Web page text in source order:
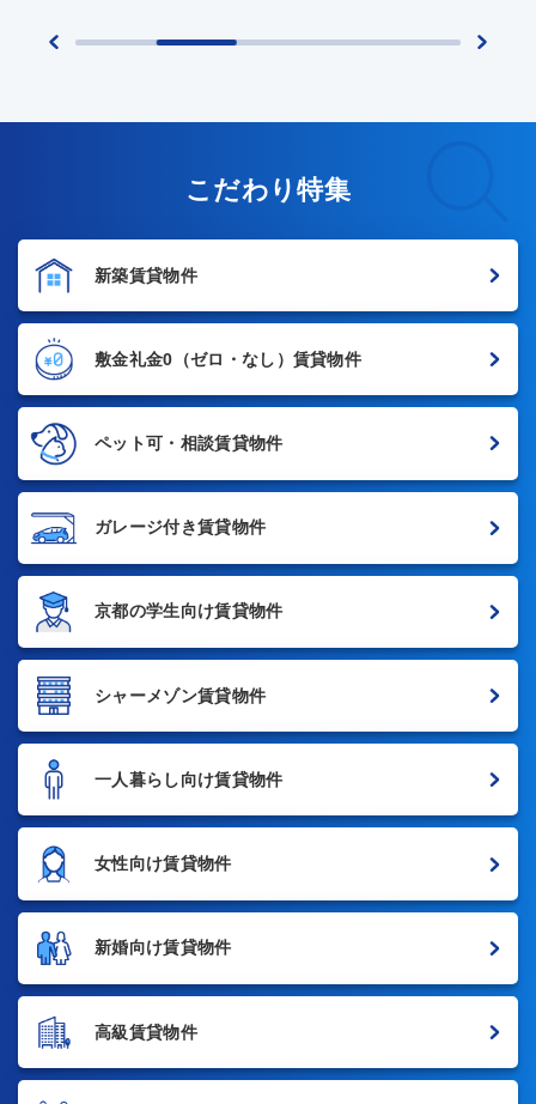
こだわり特集
新築賃貸物件
敷金礼金0 （ゼロ・なし）賃貸物件
ペット可・相談賃貸物件
ガレージ付き賃貸物件
京都の学生向け賃貸物件
シャーメゾン賃貸物件
一人暮らし向け賃貸物件
女性向け賃貸物件
新婚向け賃貸物件
高級賃貸物件